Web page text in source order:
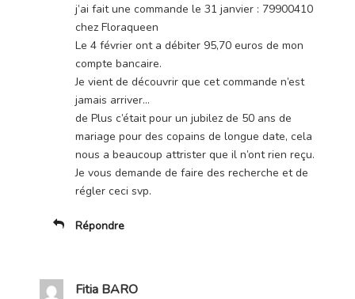
j’ai fait une commande le 31 janvier : 79900410
chez Floraqueen
Le 4 février ont a débiter 95,70 euros de mon
compte bancaire.
Je vient de découvrir que cet commande n’est
jamais arriver…
de Plus c’était pour un jubilez de 50 ans de
mariage pour des copains de longue date, cela
nous a beaucoup attrister que il n’ont rien reçu.
Je vous demande de faire des recherche et de
régler ceci svp.
Répondre
Fitia BARO